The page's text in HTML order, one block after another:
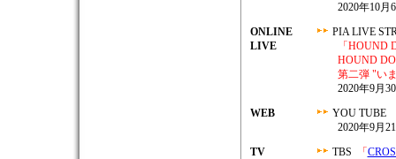
2020年10月
ONLINE
LIVE
PIA LIVE
「HOUND
HOUND
第二弾 "い
2020年9月
WEB
YOU TUBE
2020年9月
TV
TBS 「